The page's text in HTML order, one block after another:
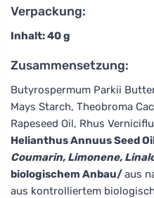
Verpackung:
Inhalt: 40 g
Zusammensetzung:
Butyrospermum Parkii
Mays Starch, Theobroma
Rapeseed Oil, Rhus
Helianthus Annuus Seed
Coumarin, Limonene,
biologischem Anbau/aus
aus kontrolliertem